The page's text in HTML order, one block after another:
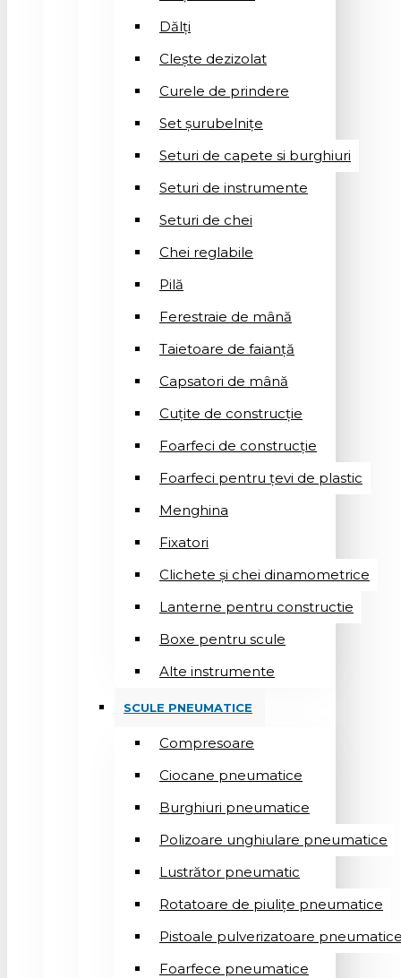
Dălți
Clește dezizolat
Curele de prindere
Set șurubelnițe
Seturi de capete si burghiuri
Seturi de instrumente
Seturi de chei
Chei reglabile
Pilă
Ferestraie de mână
Taietoare de faianță
Capsatori de mână
Cuțite de construcție
Foarfeci de construcție
Foarfeci pentru țevi de plastic
Menghina
Fixatori
Clichete și chei dinamometrice
Lanterne pentru constructie
Boxe pentru scule
Alte instrumente
SCULE PNEUMATICE
Compresoare
Ciocane pneumatice
Burghiuri pneumatice
Polizoare unghiulare pneumatice
Lustrător pneumatic
Rotatoare de piulițe pneumatice
Pistoale pulverizatoare
Foarfece pneumatice